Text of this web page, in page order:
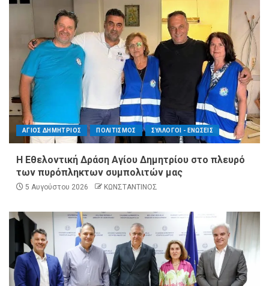
ΑΓΙΟΣ ΔΗΜΗΤΡΙΟΣ ΠΟΛΙΤΙΣΜΟΣ ΣΥΛΛΟΓΟΙ - ΕΝΩΣΕΙΣ
Η Εθελοντική Δράση Αγίου Δημητρίου στο πλευρό
των πυρόπληκτων συμπολιτών μας
5 Αυγούστου 2026 ΚΩΝΣΤΑΝΤΙΝΟΣ